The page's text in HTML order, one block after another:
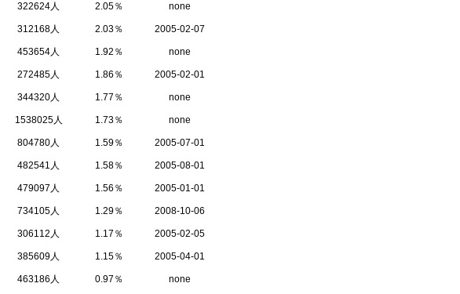
322624人 2.05％ none
312168人 2.03％ 2005-02-07
453654人 1.92％ none
272485人 1.86％ 2005-02-01
344320人 1.77％ none
1538025人 1.73％ none
804780人 1.59％ 2005-07-01
482541人 1.58％ 2005-08-01
479097人 1.56％ 2005-01-01
734105人 1.29％ 2008-10-06
306112人 1.17％ 2005-02-05
385609人 1.15％ 2005-04-01
463186人 0.97％ none